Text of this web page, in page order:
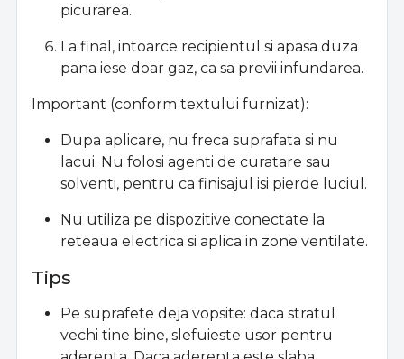
picurarea.
La final, intoarce recipientul si apasa duza
pana iese doar gaz, ca sa previi infundarea.
Important (conform textului furnizat):
Dupa aplicare, nu freca suprafata si nu
lacui. Nu folosi agenti de curatare sau
solventi, pentru ca finisajul isi pierde luciul.
Nu utiliza pe dispozitive conectate la
reteaua electrica si aplica in zone ventilate.
Tips
Pe suprafete deja vopsite: daca stratul
vechi tine bine, slefuieste usor pentru